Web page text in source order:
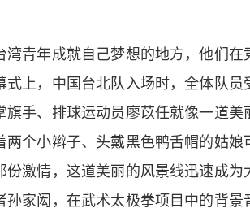
年成就自己梦想的地方，他们在
式上，中国台北队入场时，全体队
旗手、排球运动员廖苡任就像一道美
两个小辫子、头戴黑色鸭舌帽的姑
份激情，这道美丽的风景线迅速成
孙家闳，在武术太极拳项目中的背